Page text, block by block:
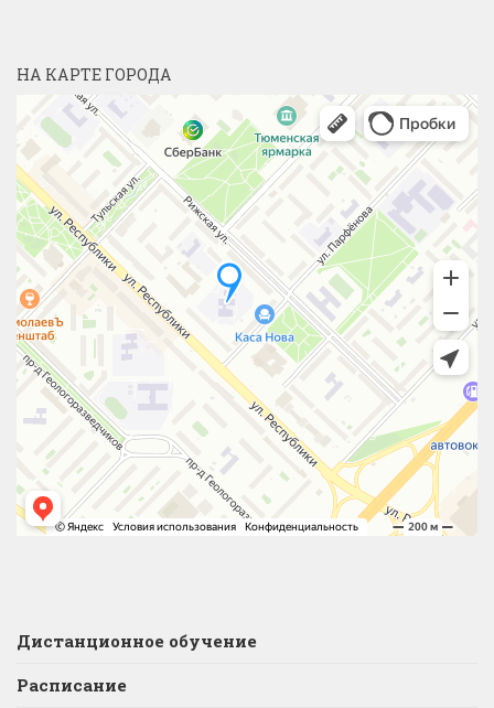
НА КАРТЕ ГОРОДА
Дистанционное обучение
Расписание